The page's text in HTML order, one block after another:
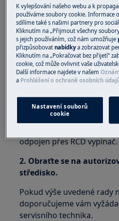
Řešení:
1. Vypojte spotřebič z
30 sekund.
Znovu jej zapojte a
Poznámka:Chcete-li
nutné jej vypnout ze sítě a
než jej znovu zapnete.
U vestavných spotřebičů
odpojen přes RCD vypínač.
2. Obraťte se na
středisko.
Pokud výše uvedené rady
doporučujeme vám
servisního technika.
K vylepšování našeho webu a k
používáme soubory cookie. Informace
sdílíme také s našimi partnery pro
Kliknutím na „Přijmout všechny
s jejich používáním, což nám umožňuje
přizpůsobovatnabídkya zobrazovat
Kliknutím na „Pokračovat bez přijetí“
cookie, což může ovlivnit vaše
Další informace najdete v našem
a Prohlášení o ochraně osobních
Nastavení souborů
cookie